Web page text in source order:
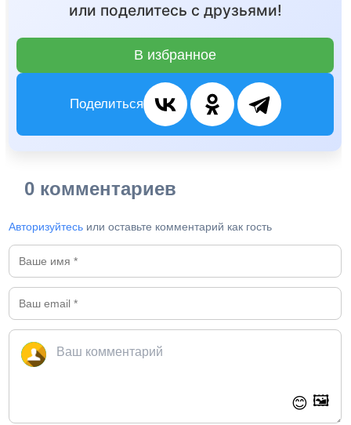
или поделитесь с друзьями!
В избранное
Поделиться
0 комментариев
Авторизуйтесь или оставьте комментарий как гость
😊 🖼️